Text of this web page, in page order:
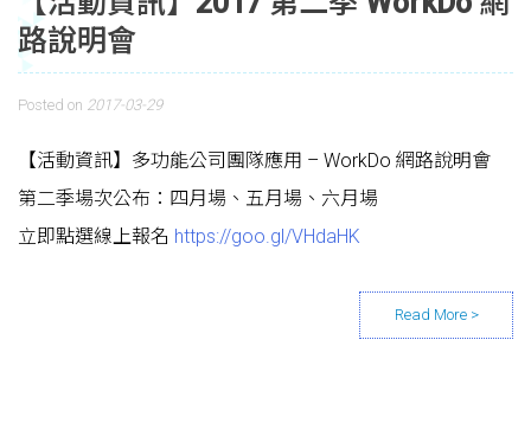
路說明會
Posted on 2017-03-29
【活動資訊】多功能公司團隊應用 – WorkDo 網路說明會
第二季場次公布：四月場、五月場、六月場
立即點選線上報名 https://goo.gl/VHdaHK